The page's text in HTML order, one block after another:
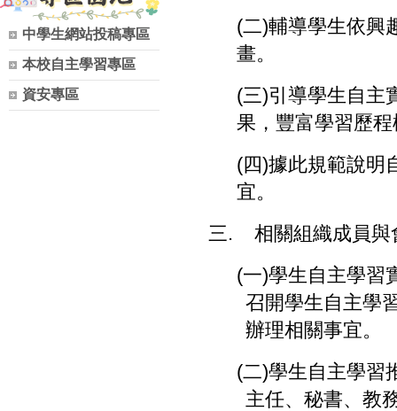
中學生網站投稿專區
本校自主學習專區
資安專區
(二)輔導學生依興
畫。
(三)引導學生自主
果，豐富學習歷
(四)據此規範說明
宜。
三. 相關組織成員與
(一)學生自主學習
召開學生自主學
辦理相關事宜。
(二)學生自主學習
主任、秘書、教